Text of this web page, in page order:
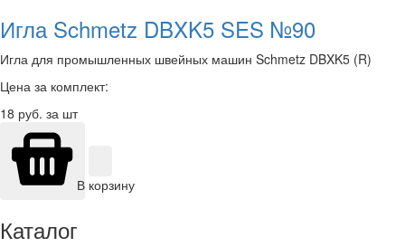
Игла Schmetz DBXK5 SES №90
Игла для промышленных швейных машин Schmetz DBXK5 (R)
Цена за комплект:
18 руб. за шт
В корзину
Каталог